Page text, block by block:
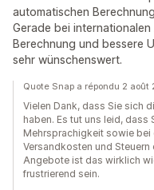
automatischen
Gerade bei
Berechnung und bessere
sehr wünschenswert.
Quote Snap a répondu 2 août
Vielen Dank, dass Sie sich
haben. Es tut uns leid, dass
Mehrsprachigkeit sowie bei
Versandkosten und
Angebote ist das wirklich
frustrierend sein.